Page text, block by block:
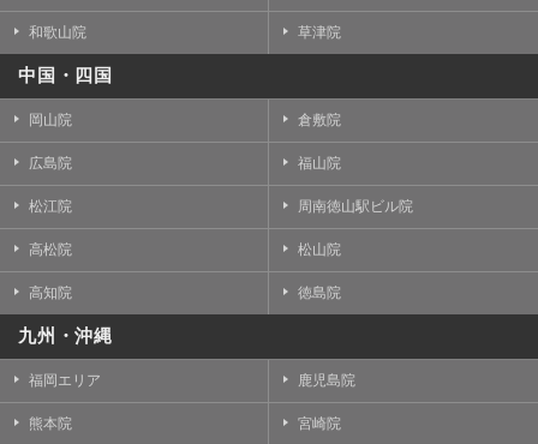
和歌山院 草津院
中国・四国
岡山院 倉敷院
広島院 福山院
松江院 周南徳山駅ビル院
高松院 松山院
高知院 徳島院
九州・沖縄
福岡エリア 鹿児島院
熊本院 宮崎院